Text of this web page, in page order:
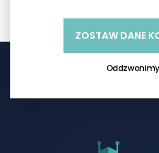
ZOSTAW DANE